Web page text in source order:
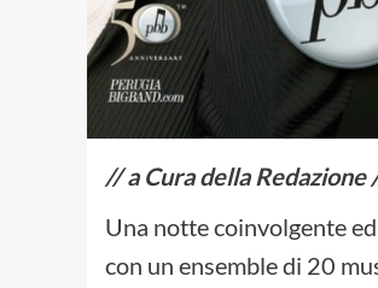
// a Cura della Redazione
Una notte coinvolgente
con un ensemble di 20